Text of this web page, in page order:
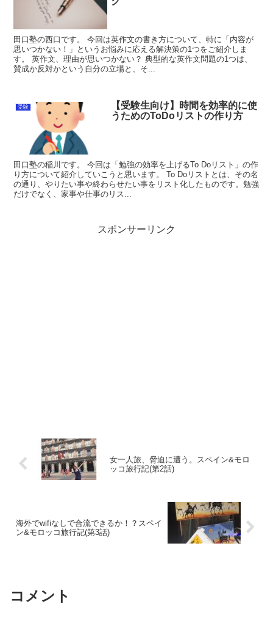
田口塾の西口です。 今回は英作文の書き方について、特に「内容が
思いつかない！」というお悩みに応える解決策の1つをご紹介しま
す。 英作文、理由が思いつかない？ 典型的な英作文問題の1つは、
賛成か反対かという自分の立場と、そ...
受験
【受験生向け】時間を効率的に使
うためのToDoリストの作り方
田口塾の稲川です。 今回は「勉強の効率を上げるTo Doリスト」の作
り方について紹介していこうと思います。 To Doリストとは、その名
の通り、やりたい事や終わらせたい事をリスト化したものです。勉強
だけでなく、家事や仕事のリス...
スポンサーリンク
女一人旅、脅迫に遭う。スペイン&モロ
ッコ旅行記(第2話)
海外でwifiなしで合流できるか！？スペイ
ン&モロッコ旅行記(第3話)
コメント